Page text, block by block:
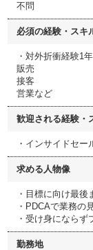
不問
必須の経験・スキ
・対外折衝経験1
販売
接客
営業など
歓迎される経験・
・インサイドセー
求める人物像
・目標に向け最後
・PDCAで業務の
・受け身になら
勤務地